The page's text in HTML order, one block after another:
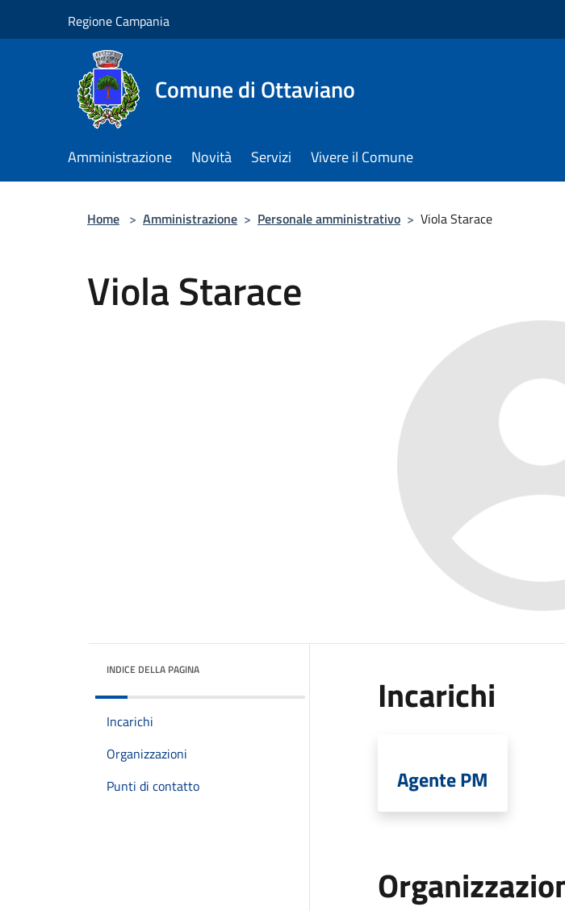
Regione Campania
Comune di Ottaviano
Amministrazione Novità Servizi Vivere il Comune
Home > Amministrazione > Personale amministrativo > Viola Starace
Viola Starace
INDICE DELLA PAGINA
Incarichi
Organizzazioni
Punti di contatto
Incarichi
Agente PM